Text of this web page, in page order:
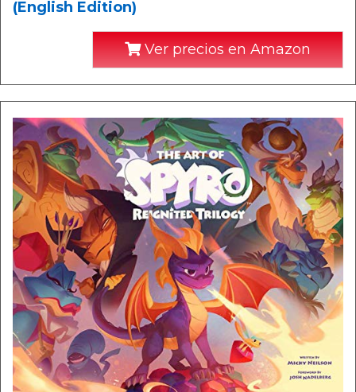
(English Edition)
Ver precios en Amazon